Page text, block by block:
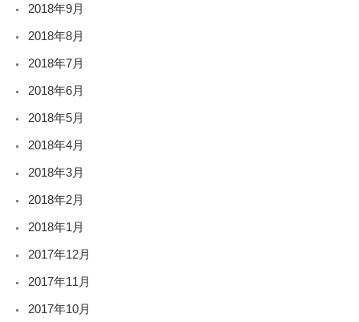
2018年9月
2018年8月
2018年7月
2018年6月
2018年5月
2018年4月
2018年3月
2018年2月
2018年1月
2017年12月
2017年11月
2017年10月